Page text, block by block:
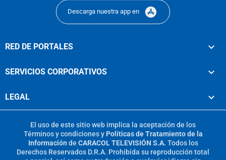
Descarga nuestra app en
RED DE PORTALES
SERVICIOS CORPORATIVOS
LEGAL
El uso de este sitio web implica la aceptación de los
Términos y condicionesy Políticas de Tratamiento de la
Información de CARACOL TELEVISIÓN S.A. Todos los
Derechos Reservados D.R.A. Prohibida su reproducción total